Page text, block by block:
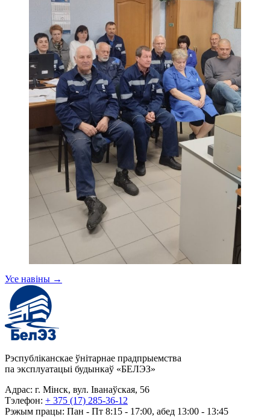
Усе навіны →
Рэспубліканскае ўнітарнае прадпрыемства
па эксплуатацыі будынкаў «БЕЛЭЗ»
Адрас: г. Мінск, вул. Іванаўская, 56
Тэлефон: + 375 (17) 285-36-12
Рэжым працы: Пан - Пт 8:15 - 17:00, абед 13:00 - 13:45